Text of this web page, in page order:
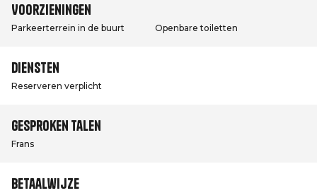
Voorzieningen
Parkeerterrein in de buurt Openbare toiletten
Diensten
Reserveren verplicht
Gesproken talen
Frans
Betaalwijze